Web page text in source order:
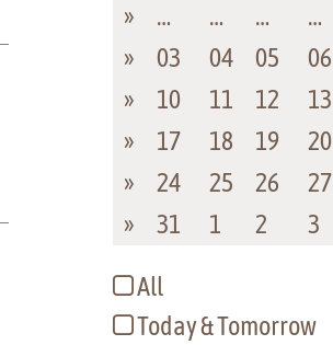
»
… … … …
»
03 04 05 06
»
10 11 12 13
»
17 18 19 20
»
24 25 26 27
»
31 1 2 3
All
Today & Tomorrow